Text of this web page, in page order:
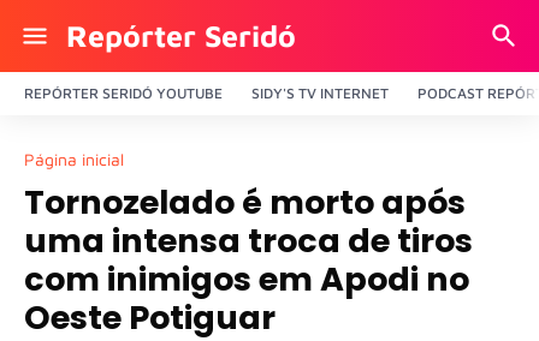
Repórter Seridó
REPÓRTER SERIDÓ YOUTUBE SIDY'S TV INTERNET PODCAST
Página inicial
Tornozelado é morto após
uma intensa troca de tiros
com inimigos em Apodi no
Oeste Potiguar